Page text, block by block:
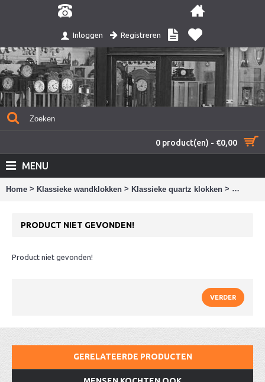
Inloggen Registreren
0 product(en) - €0,00
MENU
Home > Klassieke wandklokken > Klassieke quartz klokken > Product
PRODUCT NIET GEVONDEN!
Product niet gevonden!
VERDER
GERELATEERDE PRODUCTEN